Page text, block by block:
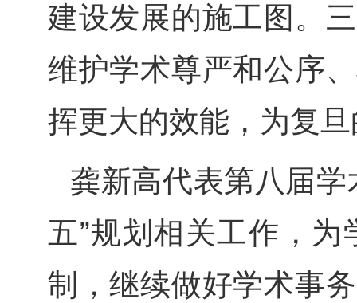
建设发展的施工图。
维护学术尊严和公序
挥更大的效能，为复
龚新高代表第八届
五”规划相关工作，
制，继续做好学术事